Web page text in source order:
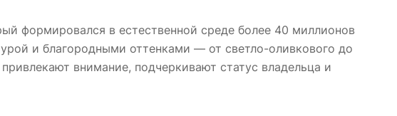
формировался в естественной среде более 40 миллионов
и благородными оттенками — от светло-оливкового до
внимание, подчеркивают статус владельца и